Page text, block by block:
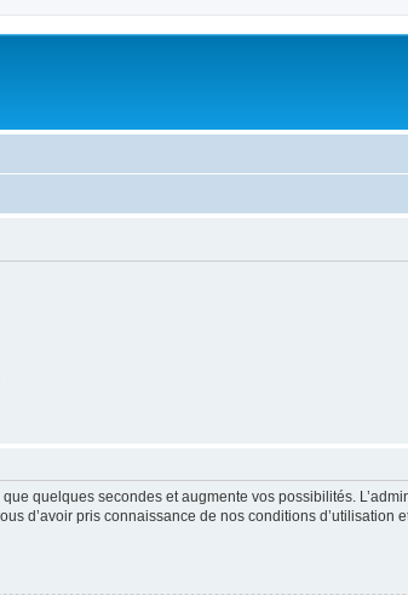
quelques secondes et augmente vos possibilités.
d’avoir pris connaissance de nos conditions